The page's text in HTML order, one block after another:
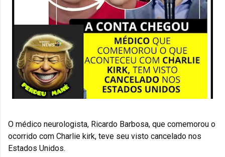
O médico neurologista, Ricardo Barbosa, que comemorou o
ocorrido com Charlie kirk, teve seu visto cancelado nos
Estados Unidos.